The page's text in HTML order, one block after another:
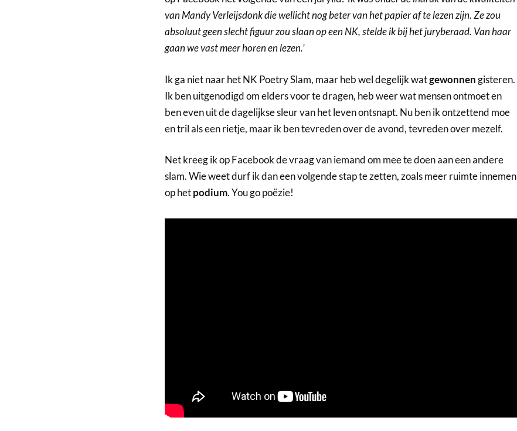
van Mandy Verleijsdonk die wellicht nog beter van het papier af te lezen zijn. Ze zou
absoluut geen slecht figuur zou slaan op een NK, stelde ik bij het juryberaad. Van haar
gaan we vast meer horen en lezen.’
Ik ga niet naar het NK Poetry Slam, maar heb wel degelijk watgewonnen gisteren.
Ik ben uitgenodigd om elders voor te dragen, heb weer wat mensen ontmoet en
ben even uit de dagelijkse sleur van het leven ontsnapt. Nu ben ik ontzettend moe
en tril als een rietje, maar ik ben tevreden over de avond, tevreden over mezelf.
Net kreeg ik op Facebook de vraag van iemand om mee te doen aan een andere
slam. Wie weet durf ik dan een volgende stap te zetten, zoals meer ruimte innemen
op hetpodium. You go poëzie!